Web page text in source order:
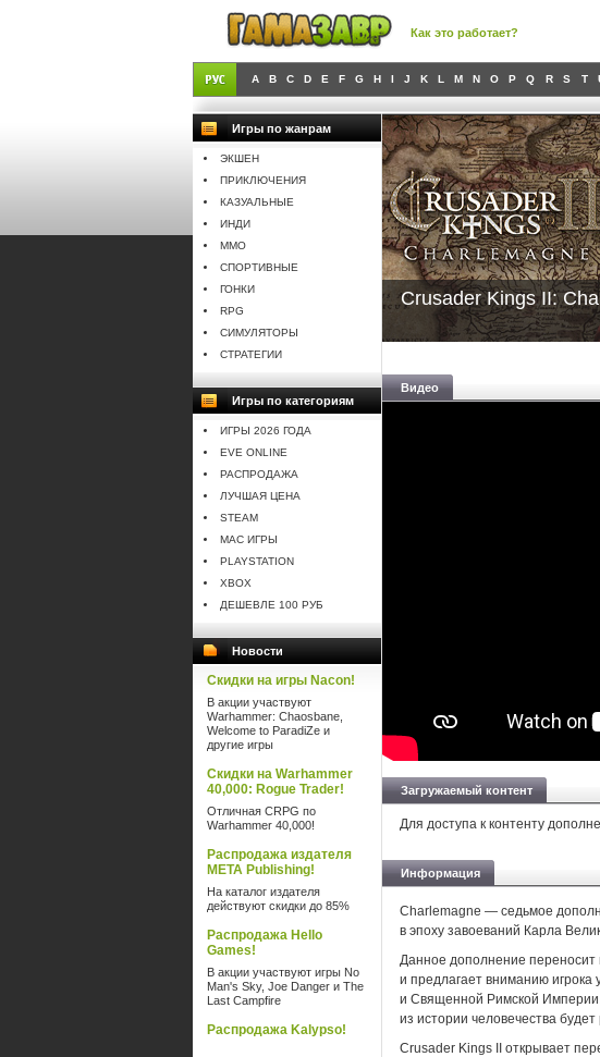
Как это работает?
A B C D E F G H I J K L M N O P Q R S T
Игры по жанрам
ЭКШЕН
ПРИКЛЮЧЕНИЯ
КАЗУАЛЬНЫЕ
ИНДИ
MMO
СПОРТИВНЫЕ
ГОНКИ
RPG
СИМУЛЯТОРЫ
СТРАТЕГИИ
Игры по категориям
ИГРЫ 2026 ГОДА
EVE ONLINE
РАСПРОДАЖА
ЛУЧШАЯ ЦЕНА
STEAM
MAC ИГРЫ
PLAYSTATION
XBOX
ДЕШЕВЛЕ 100 РУБ
Новости
Скидки на игры Nacon!
В акции участвуют
Warhammer: Chaosbane,
Welcome to ParadiZe и
другие игры
Скидки на Warhammer
40,000: Rogue Trader!
Отличная CRPG по
Warhammer 40,000!
Распродажа издателя
META Publishing!
На каталог издателя
действуют скидки до 85%
Распродажа Hello
Games!
В акции участвуют игры No
Man's Sky, Joe Danger и The
Last Campfire
Распродажа Kalypso!
Crusader Kings II:
Видео
Загружаемый контент
Для доступа к контенту
Информация
Charlemagne — седьмое
в эпоху завоеваний Карла
Данное дополнение переносит
и предлагает вниманию игрока
и Священной Римской
из истории человечества
Crusader Kings II открывает